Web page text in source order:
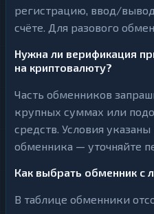
регистрацию, ввод/
счёте. Для разового
Нужна ли верификация
на криптовалюту?
Часть обменников
крупных суммах или
средств. Условия
обменника — уточняйте
Как выбрать обменник с
В таблице обменники